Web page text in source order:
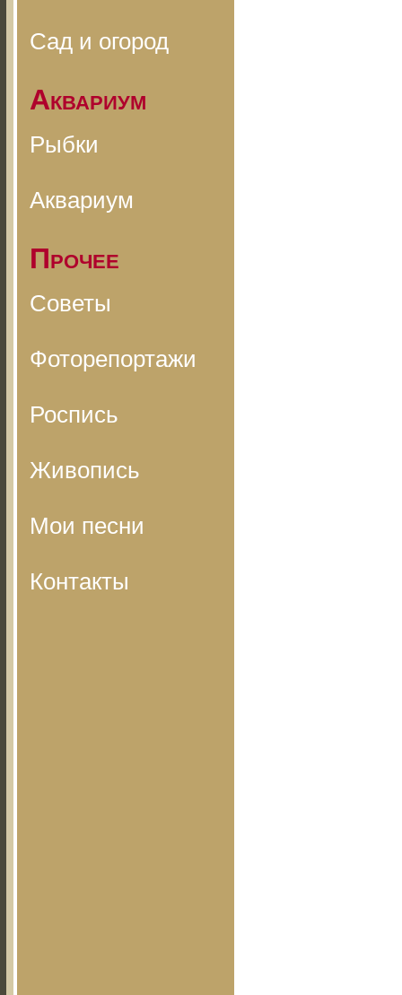
Сад и огород
Аквариум
Рыбки
Аквариум
Прочее
Советы
Фоторепортажи
Роспись
Живопись
Мои песни
Контакты